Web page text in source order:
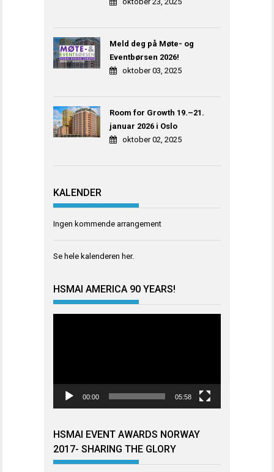
Meld deg på Møte- og
Eventbørsen 2026!
oktober 03, 2025
Room for Growth 19.–21.
januar 2026 i Oslo
oktober 02, 2025
KALENDER
Ingen kommende arrangement
Se hele kalenderen her.
HSMAI AMERICA 90 YEARS!
00:00 05:58
HSMAI EVENT AWARDS NORWAY
2017- SHARING THE GLORY